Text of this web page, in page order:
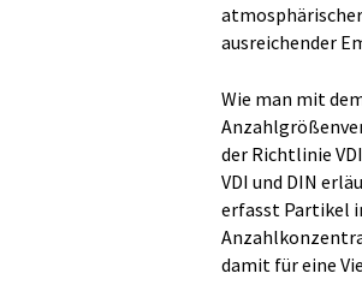
atmosphärischer
ausreichender
Wie man mit
der Richtlinie
VDI und DIN
erfasst Partikel
damit für eine